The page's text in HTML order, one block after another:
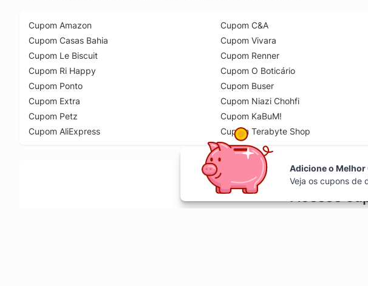
Cupom Amazon
Cupom Casas Bahia
Cupom Le Biscuit
Cupom Ri Happy
Cupom Ponto
Cupom Extra
Cupom Petz
Cupom AliExpress
Cupom C&A
Cupom Vivara
Cupom Renner
Cupom O Boticário
Cupom Buser
Cupom Niazi Chohfi
Cupom KaBuM!
Cupom Terabyte Shop
Acesse
Adicione o
Veja os cupons de